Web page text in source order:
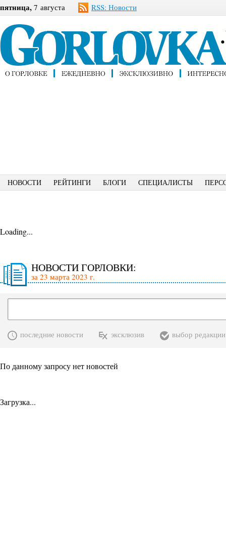
пятница, 7 августа RSS: Новости
НОВОСТИ РЕЙТИНГИ БЛОГИ СПЕЦИАЛИСТЫ
Loading...
НОВОСТИ ГОРЛОВКИ:
за 23 марта 2023 г.
последние новости эксклюзив выбор редакции
По данному запросу нет новостей
Загрузка...